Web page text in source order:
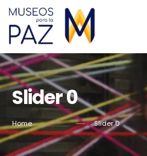
Slider 0
Home Slider 0